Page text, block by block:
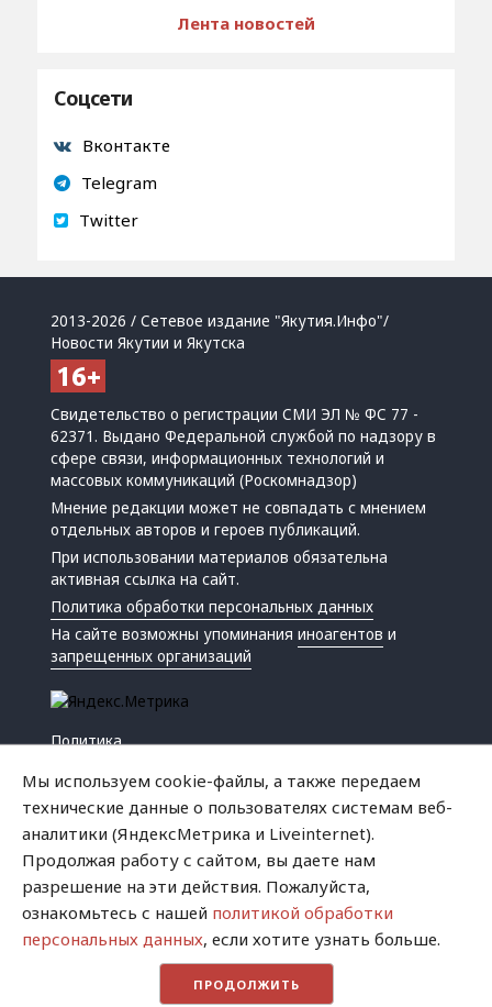
Лента новостей
Соцсети
Вконтакте
Telegram
Twitter
2013-2026 / Сетевое издание "Якутия.Инфо"/
Новости Якутии и Якутска
Свидетельство о регистрации СМИ ЭЛ № ФС 77 -
62371. Выдано Федеральной службой по надзору в
сфере связи, информационных технологий и
массовых коммуникаций (Роскомнадзор)
Мнение редакции может не совпадать с мнением
отдельных авторов и героев публикаций.
При использовании материалов обязательна
активная ссылка на сайт.
Политика обработки персональных данных
На сайте возможны упоминанияиноагентов и
запрещенных организаций
Политика
Криминал
Успех
Хватит это терпеть
Мы используем cookie-файлы, а также передаем
технические данные о пользователях системам веб-
аналитики (ЯндексМетрика и Liveinternet).
Продолжая работу с сайтом, вы даете нам
разрешение на эти действия. Пожалуйста,
ознакомьтесь с нашей политикой обработки
персональных данных, если хотите узнать больше.
ПРОДОЛЖИТЬ